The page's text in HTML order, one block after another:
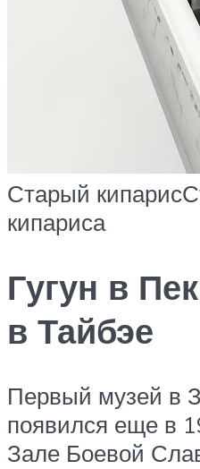
Старый кипарис
кипариса
Гугун в
в Тайбэе
Первый музей в
появился еще в
Зале Боевой